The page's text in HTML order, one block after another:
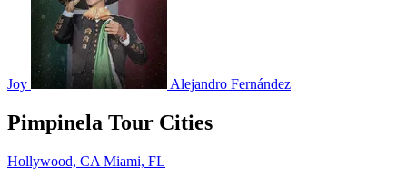
Joy Alejandro Fernández
Pimpinela Tour Cities
Hollywood, CA Miami, FL